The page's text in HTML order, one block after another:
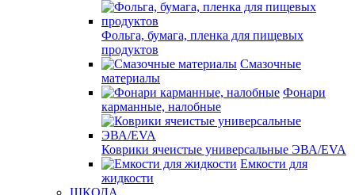
Фольга, бумага, пленка для пищевых
продуктов
Смазочные
материалы
Фонари
карманные, налобные
Коврики ячеистые универсальные ЭВА/EVA
Емкости для
жидкости
ШКОЛА